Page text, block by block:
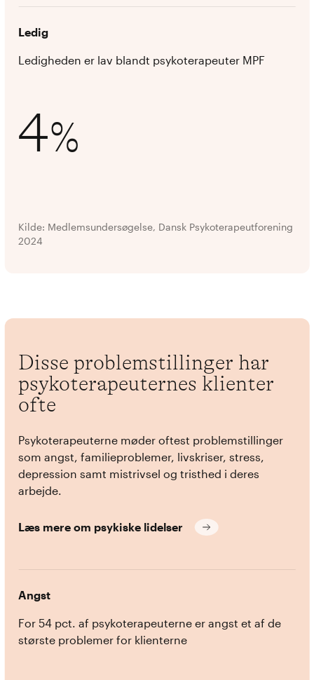
Ledig
Ledigheden er lav blandt psykoterapeuter MPF
4%
Kilde: Medlemsundersøgelse, Dansk Psykoterapeutforening
2024
Disse problemstillinger har
psykoterapeuternes klienter
ofte
Psykoterapeuterne møder oftest problemstillinger
som angst, familieproblemer, livskriser, stress,
depression samt mistrivsel og tristhed i deres
arbejde.
Læs mere om psykiske lidelser
Angst
For 54 pct. af psykoterapeuterne er angst et af de
største problemer for klienterne